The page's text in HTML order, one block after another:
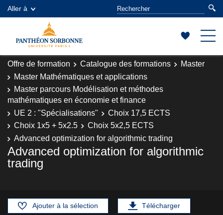
Aller à
Offre de formation Catalogue des formations
Master
Master Mathématiques et applications
Master parcours Modélisation et méthodes
mathématiques en économie et finance
UE 2 : "Spécialisations"
Choix 17,5 ECTS
Choix 1x5 + 5x2.5
Choix 5x2,5 ECTS
Advanced optimization for algorithmic trading
Advanced optimization for algorithmic
trading
Ajouter à la sélection Télécharger